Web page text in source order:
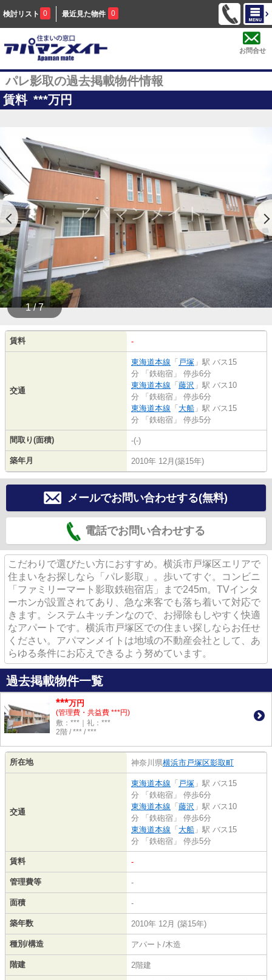
検討リスト 0 最近見た物件 0
お問合せ
パレ影取の過去掲載物件情報
賃料 ***万円
1 / 7
賃料 -
交通
東海道本線 「 戸塚 」駅 バス15
分 「鉄砲宿」 停歩6分
東海道本線 「 藤沢 」駅 バス10
分 「鉄砲宿」 停歩6分
東海道本線 「 大船 」駅 バス15
分 「鉄砲宿」 停歩5分
間取り(面積) -(-)
築年月 2010年 12月(築15年)
メールでお問い合わせする(無料)
電話でお問い合わせする
こだわりで選びたい方におすすめ。横浜市戸塚区エリアで
住まいをお探しなら「パレ影取」。歩いてすぐ。コンビニ
「ファミリーマート影取鉄砲宿店」まで245m。TVインタ
ーホンが設置されてあり、急な来客でも落ち着いて対応で
きます。システムキッチンなので、お掃除もしやすく快適
なアパートです。横浜市戸塚区での住まい探しならお任せ
ください。アパマンメイトは地域の不動産会社として、あ
らゆる条件にお応えできるよう努めています。
過去掲載物件一覧
***万円
(管理費・共益費 ***円)
敷：***｜礼：***
2階 / *** / ***
所在地 神奈川県横浜市戸塚区影取町
交通
東海道本線 「 戸塚 」駅 バス15
分 「鉄砲宿」 停歩6分
東海道本線 「 藤沢 」駅 バス10
分 「鉄砲宿」 停歩6分
東海道本線 「 大船 」駅 バス15
分 「鉄砲宿」 停歩5分
賃料 -
管理費等 -
面積 -
築年数 2010年 12月 (築15年)
種別/構造 アパート/木造
階建 2階建